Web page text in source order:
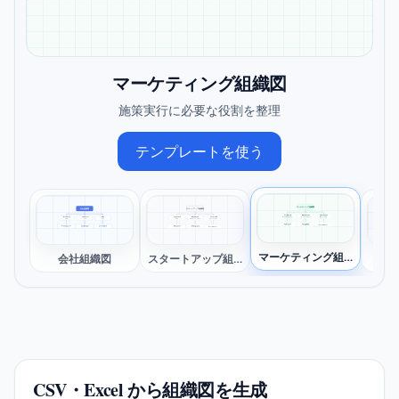
マーケティング組織図
施策実行に必要な役割を整理
テンプレートを使う
会社組織図
Noah Reed Liam Patel Olivia
Ethan Brooks
Operations
Zoe Nguyen
Engineering
Lucas Ward
Accountant
会社組織図
スタートアップ組織図
Priya Shah Riley Adams
Head of Growth
Parker Hill
Operations
Mason Lee
Full-stack
Chloe Scott
Content Marketer
スタートアップ組織図
マーケティング組織図
Stella Reed Owen Grant
Performance
Claire Evans
Marketing
Ivy Brooks
Content
Isaac Webb
Paid Media
マーケティング組織図
CSV・Excel から組織図を生成